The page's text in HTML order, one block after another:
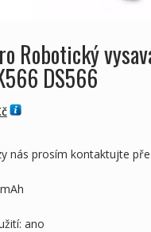
Robotický
DS566
Kč
Aktuální
736 Kč
nás prosím kontaktujte
ano